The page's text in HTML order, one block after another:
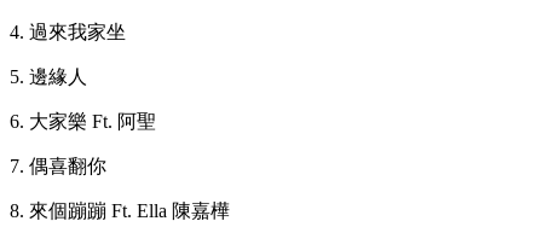
4. 過來我家坐
5. 邊緣人
6. 大家樂 Ft. 阿聖
7. 偶喜翻你
8. 來個蹦蹦 Ft. Ella 陳嘉樺